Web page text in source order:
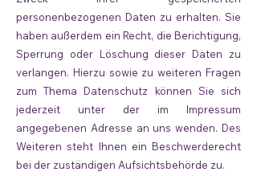
personenbezogenen Daten zu erhalten. Sie
haben außerdem ein Recht, die Berichtigung,
Sperrung oder Löschung dieser Daten zu
verlangen. Hierzu sowie zu weiteren Fragen
zum Thema Datenschutz können Sie sich
jederzeit unter der im Impressum
angegebenen Adresse an uns wenden. Des
Weiteren steht Ihnen ein Beschwerderecht
bei der zuständigen Aufsichtsbehörde zu.